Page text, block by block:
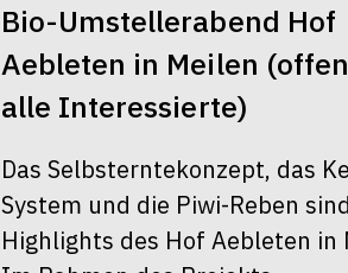
Bio-Umstellerabend Hof
Aebleten in Meilen
alle Interessierte)
Das Selbsterntekonzept, das
System und die Piwi-Reben
Highlights des Hof Aebleten in